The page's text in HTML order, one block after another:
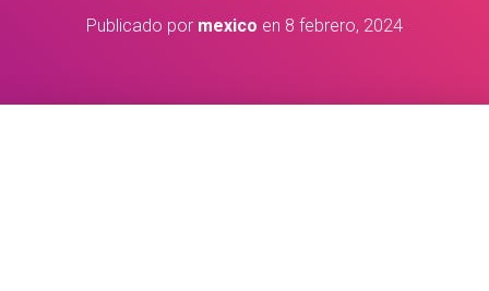
Publicado por mexico en 8 febrero, 2024